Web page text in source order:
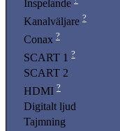
Inspelande
Kanalväljare ?
Conax ?
SCART 1 ?
SCART 2
HDMI ?
Digitalt ljud
Tajmning